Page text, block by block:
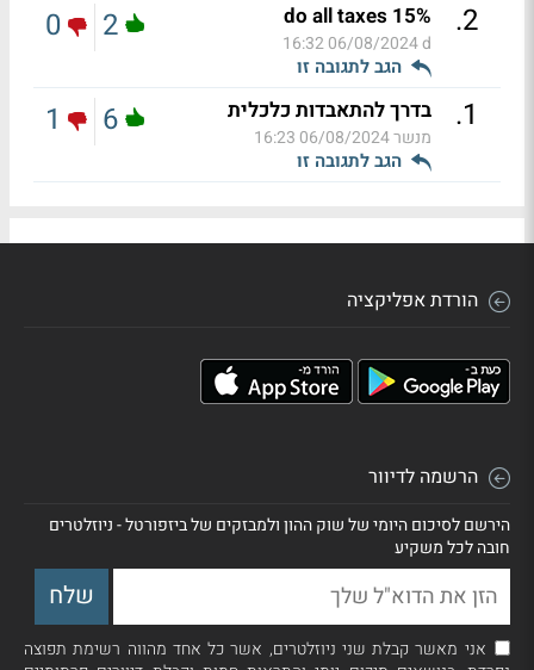
2
.
do all taxes 15%
d
06/08/2024 16:32
הגב לתגובה זו
2
0
1
. בדרך להתאבדות כלכלית
מנשר06/08/2024 16:23
הגב לתגובה זו
6
1
הורדת אפליקציה
הרשמה לדיוור
הירשם לסיכום היומי של שוק ההון ולמבזקים של ביזפורטל - ניוזלטרים
חובה לכל משקיע
אני מאשר קבלת שני ניוזלטרים, אשר כל אחד מהווה רשימת תפוצה